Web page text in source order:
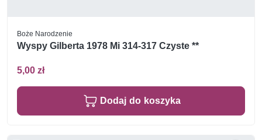
Boże Narodzenie
Wyspy Gilberta 1978 Mi 314-317 Czyste **
5,00 zł
Dodaj do koszyka